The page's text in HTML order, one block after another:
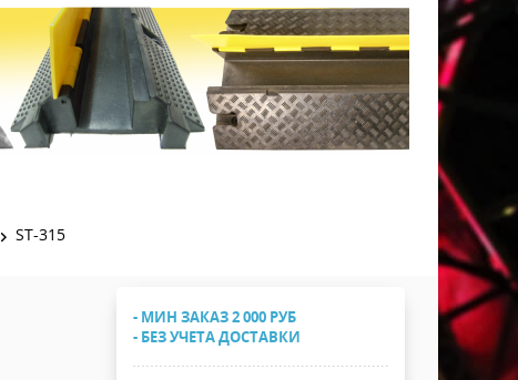
Лампы UV TUV HNS
Лампы видеопроекторные
Пускорегулирующая аппаратура
Инструменты
Готовые комплекты
Конструктор МИКРОСЦЕНА
Лебёдки и Аксессуары
Фермы Штативы Стойки
Защитные чехлы и Кейсы
6и канальные модули
Лежачий полицейский ИДН
ST-315
- МИН ЗАКАЗ 2 000 РУБ
- БЕЗ УЧЕТА ДОСТАВКИ